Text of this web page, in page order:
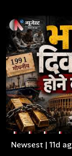
Newsest | 11d